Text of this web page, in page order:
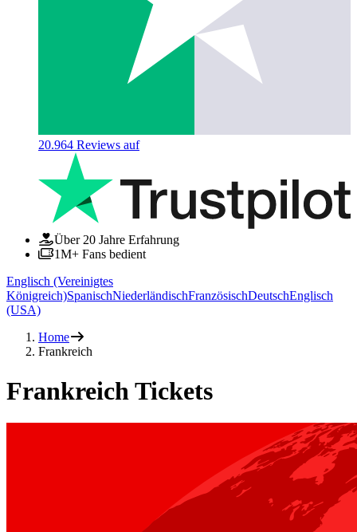
20.964 Reviews auf
Über 20 Jahre Erfahrung
1M+ Fans bedient
Englisch (Vereinigtes
Königreich)SpanischNiederländischFranzösischDeutschEnglisch
(USA)
Home
Frankreich
Frankreich Tickets